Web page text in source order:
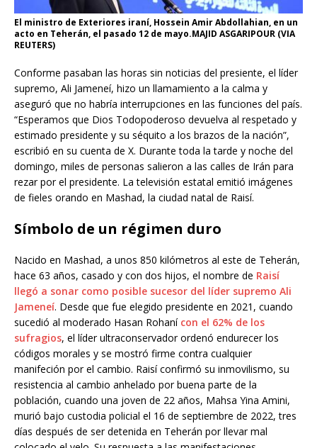
El ministro de Exteriores iraní, Hossein Amir Abdollahian, en un
acto en Teherán, el pasado 12 de mayo.MAJID ASGARIPOUR (VIA
REUTERS)
Conforme pasaban las horas sin noticias del presiente, el líder
supremo, Ali Jameneí, hizo un llamamiento a la calma y
aseguró que no habría interrupciones en las funciones del país.
“Esperamos que Dios Todopoderoso devuelva al respetado y
estimado presidente y su séquito a los brazos de la nación”,
escribió en su cuenta de X. Durante toda la tarde y noche del
domingo, miles de personas salieron a las calles de Irán para
rezar por el presidente. La televisión estatal emitió imágenes
de fieles orando en Mashad, la ciudad natal de Raisí.
Símbolo de un régimen duro
Nacido en Mashad, a unos 850 kilómetros al este de Teherán,
hace 63 años, casado y con dos hijos, el nombre de Raisí
llegó a sonar como posible sucesor del líder supremo Ali
Jameneí. Desde que fue elegido presidente en 2021, cuando
sucedió al moderado Hasan Rohaní con el 62% de los
sufragios, el líder ultraconservador ordenó endurecer los
códigos morales y se mostró firme contra cualquier
manifeción por el cambio. Raisí confirmó su inmovilismo, su
resistencia al cambio anhelado por buena parte de la
población, cuando una joven de 22 años, Mahsa Yina Amini,
murió bajo custodia policial el 16 de septiembre de 2022, tres
días después de ser detenida en Teherán por llevar mal